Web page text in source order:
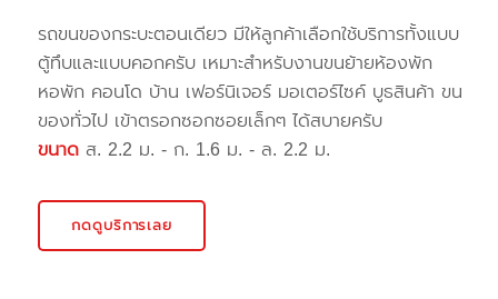
รถขนของกระบะตอนเดียว มีให้ลูกค้าเลือกใช้บริการทั้งแบบ
ตู้ทึบและแบบคอกครับ เหมาะสำหรับงานขนย้ายห้องพัก
หอพัก คอนโด บ้าน เฟอร์นิเจอร์ มอเตอร์ไซค์ บูธสินค้า ขน
ของทั่วไป เข้าตรอกซอกซอยเล็กๆ ได้สบายครับ
ขนาด ส. 2.2 ม. - ก. 1.6 ม. - ล. 2.2 ม.
กดดูบริการเลย